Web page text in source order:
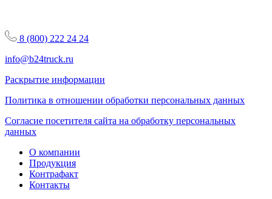
8 (800) 222 24 24
info@b24truck.ru
Раскрытие информации
Политика в отношении обработки персональных данных
Согласие посетителя сайта на обработку персональных
данных
О компании
Продукция
Контрафакт
Контакты